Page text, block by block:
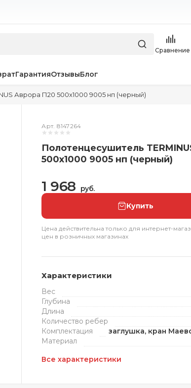
Сравнение
ГарантияОтзывыБлог
Аврора П20 500x1000 9005 нп (черный)
Арт. 8147264
Полотенцесушитель
500x1000 9005 нп (черный)
1 968 руб.
Купить
Цена действительна только для интернет-
цен в розничных магазинах
Характеристики
Вес
Глубина
Длина
Количество ребер
Комплектация
заглушка, кран
Материал
Все характеристики